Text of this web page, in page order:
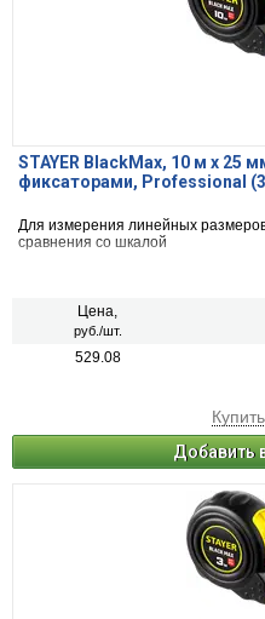
STAYER BlackMax, 10 м х 25
фиксаторами, Professional
Для измерения линейных
сравнения со шкалой
Цена,
руб./шт.
529.08
Добавить